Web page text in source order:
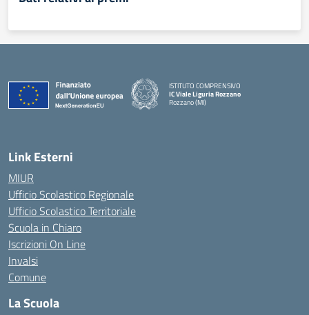
ISTITUTO COMPRENSIVO
IC Viale Liguria Rozzano
Rozzano (MI)
Link Esterni
MIUR
Ufficio Scolastico Regionale
Ufficio Scolastico Territoriale
Scuola in Chiaro
Iscrizioni On Line
Invalsi
Comune
La Scuola